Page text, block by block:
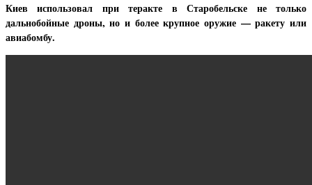
Киев использовал при теракте в Старобельске не только
дальнобойные дроны, но и более крупное оружие — ракету или
авиабомбу.